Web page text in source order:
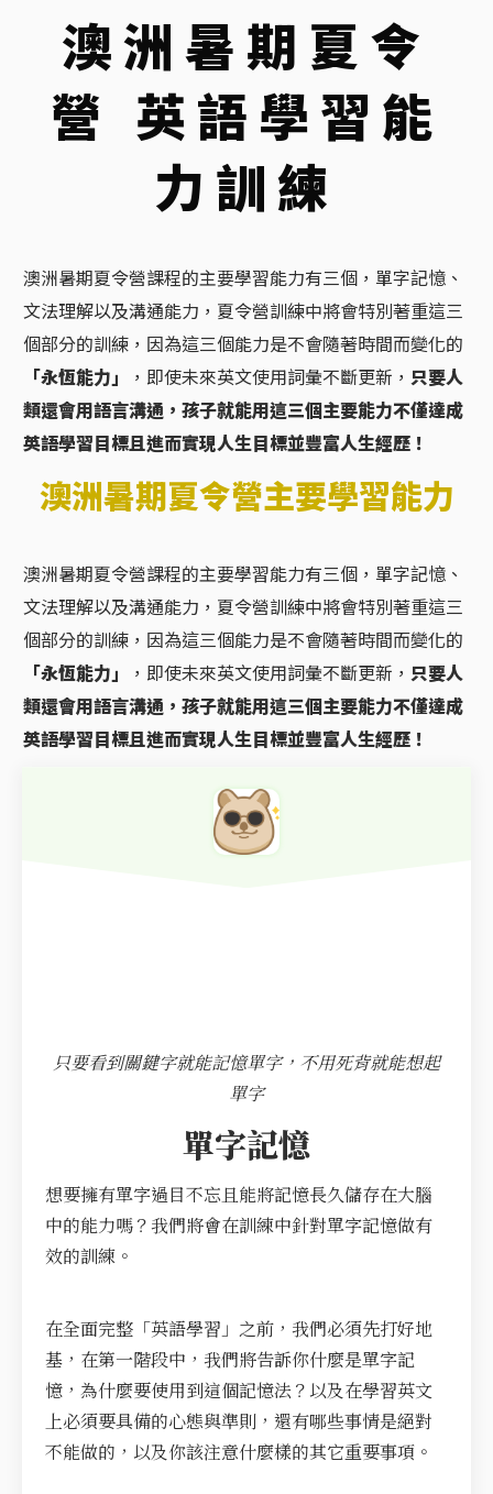
澳洲暑期夏令
營 英語學習 能
力訓練
澳洲暑期夏令營課程的主要學習能力有三個，單字記憶、
文法理解以及溝通能力，夏令營訓練中將會特別著重這三
個部分的訓練，因為這三個能力是不會隨著時間而變化的
「永恆能力」
，即使未來英文使用詞彙不斷更新， 只要人
類還會用語言溝通，孩子就能用這三個主要能力不僅達成
英語學習目標且進而實現人生目標並豐富人生經歷！
澳洲暑期夏令營主要學習能力
澳洲暑期夏令營課程的主要學習能力有三個，單字記憶、
文法理解以及溝通能力，夏令營訓練中將會特別著重這三
個部分的訓練，因為這三個能力是不會隨著時間而變化的
「永恆能力」
，即使未來英文使用詞彙不斷更新， 只要人
類還會用語言溝通，孩子就能用這三個主要能力不僅達成
英語學習目標且進而實現人生目標並豐富人生經歷！
只要看到關鍵字就能記憶單字，不用死背就能想起
單字
單字記憶
想要擁有單字過目不忘且能將記憶長久儲存在大腦
中的能力嗎？我們將會在訓練中針對單字記憶做有
效的訓練。
在全面完整「英語學習」之前，我們必須先打好地
基，在第一階段中，我們將告訴你什麼是單字記
憶，為什麼要使用到這個記憶法？以及在學習英文
上必須要具備的心態與準則，還有哪些事情是絕對
不能做的，以及你該注意什麼樣的其它重要事項。